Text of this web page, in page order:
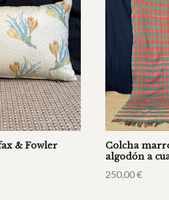
& Fowler
Colcha
algodón a
250,00€